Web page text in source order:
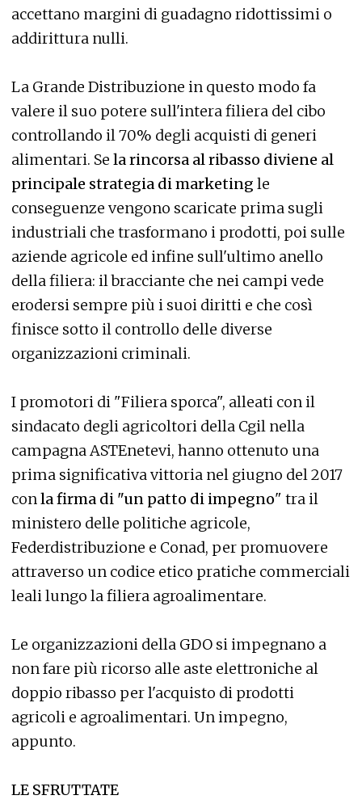
accettano margini di guadagno ridottissimi o
addirittura nulli.
La Grande Distribuzione in questo modo fa
valere il suo potere sull'intera filiera del cibo
controllando il 70% degli acquisti di generi
alimentari. Se la rincorsa al ribasso diviene al
principale strategia di marketing le
conseguenze vengono scaricate prima sugli
industriali che trasformano i prodotti, poi sulle
aziende agricole ed infine sull'ultimo anello
della filiera: il bracciante che nei campi vede
erodersi sempre più i suoi diritti e che così
finisce sotto il controllo delle diverse
organizzazioni criminali.
I promotori di "Filiera sporca", alleati con il
sindacato degli agricoltori della Cgil nella
campagna ASTEnetevi, hanno ottenuto una
prima significativa vittoria nel giugno del 2017
con la firma di "un patto di impegno" tra il
ministero delle politiche agricole,
Federdistribuzione e Conad, per promuovere
attraverso un codice etico pratiche commerciali
leali lungo la filiera agroalimentare.
Le organizzazioni della GDO si impegnano a
non fare più ricorso alle aste elettroniche al
doppio ribasso per l'acquisto di prodotti
agricoli e agroalimentari. Un impegno,
appunto.
LE SFRUTTATE